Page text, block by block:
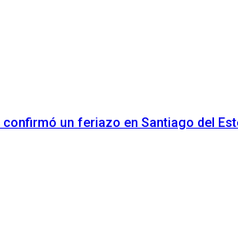
un feriazo en Santiago del